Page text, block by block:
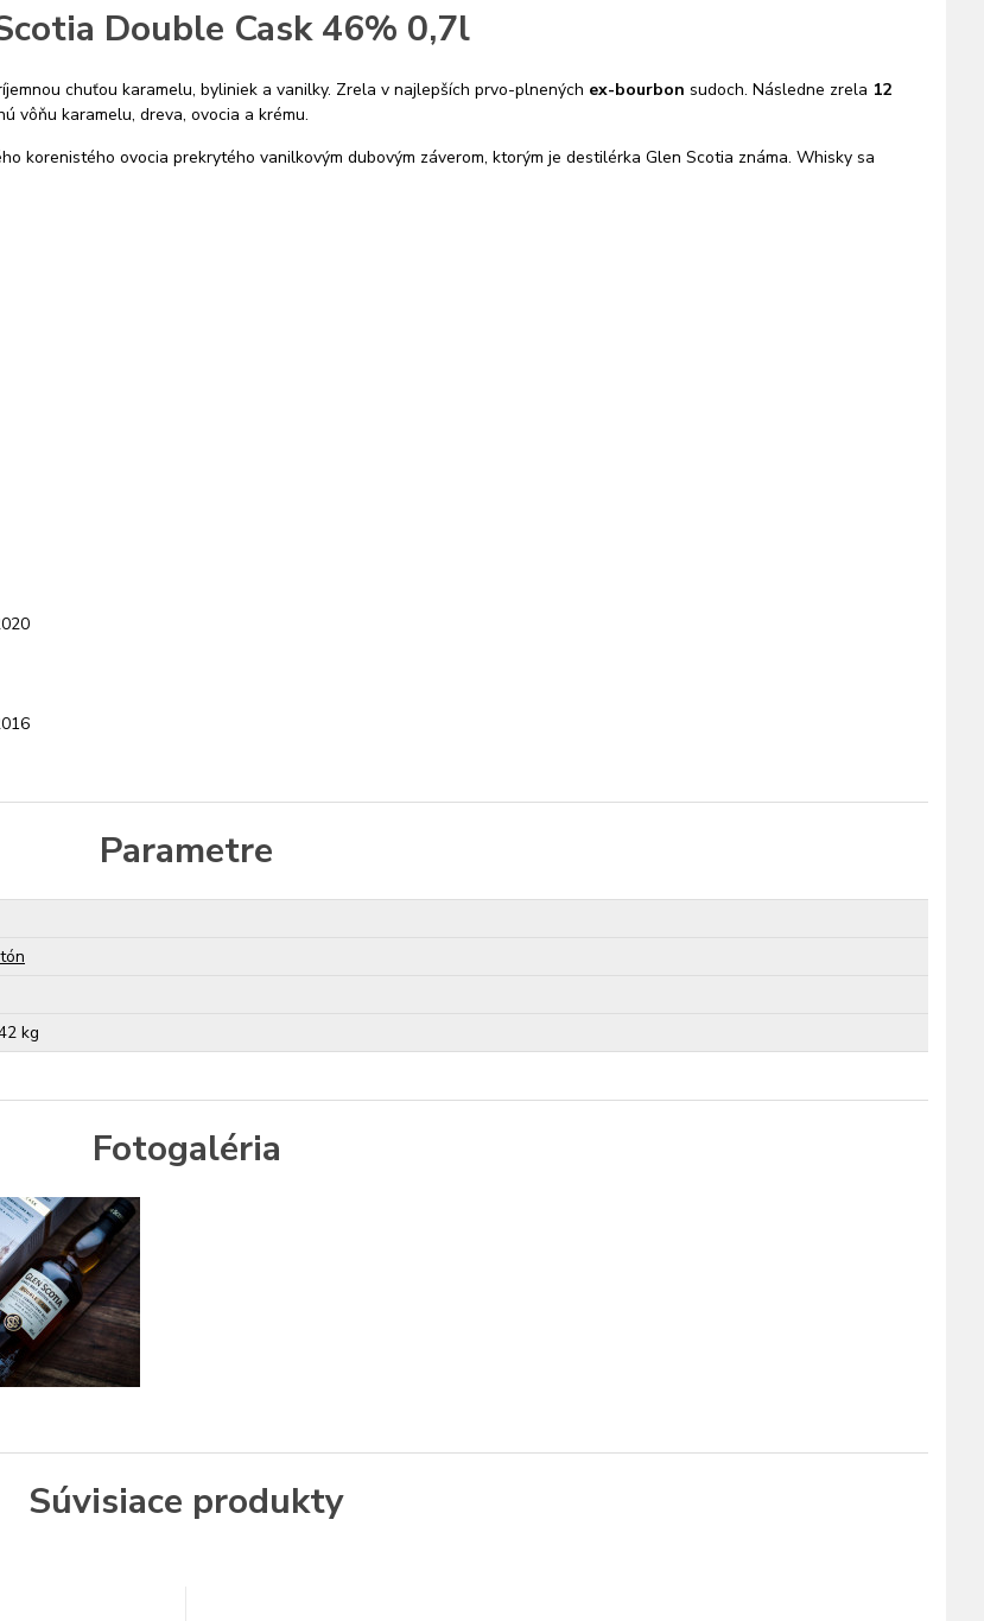
Double Cask 46% 0,7l
chuťou karamelu, byliniek a vanilky. Zrela v najlepších prvo-plnených ex-bourbon sudoch. Následne zrela 12
vôňu karamelu, dreva, ovocia a krému.
korenistého ovocia prekrytého vanilkovým dubovým záverom, ktorým je destilérka Glen Scotia známa. Whisky sa
Parametre
kg
Fotogaléria
Súvisiace produkty